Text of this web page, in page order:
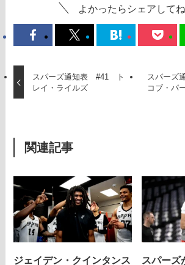
よかったらシェアしてね
スパーズ通知表 #41 ト
レイ・ライルズ
スパーズ
コブ・パ
関連記事
ジェイデン・クインタンス スパーズ